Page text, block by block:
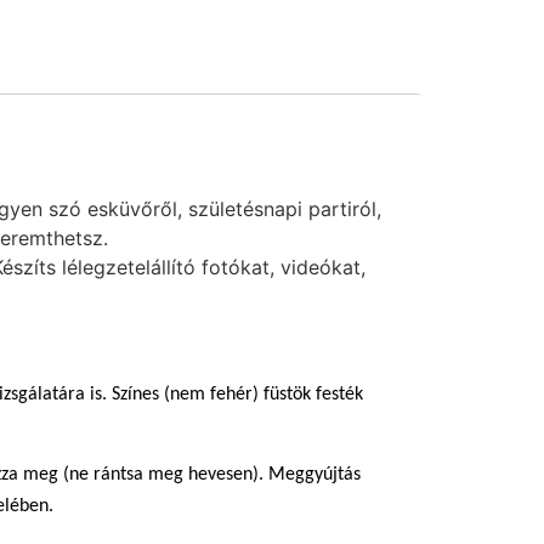
szó esküvőről, születésnapi partiról,
lélegzetelállító fotókat, videókat,
is. Színes (nem fehér) füstök festék
meg (ne rántsa meg hevesen). Meggyújtás